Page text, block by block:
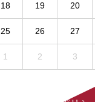
18 19 20
25 26 27
1 2 3